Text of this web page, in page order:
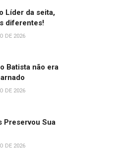
Líder da seita,
diferentes!
DE 2026
Batista não era
DE 2026
Preservou Sua
DE 2026